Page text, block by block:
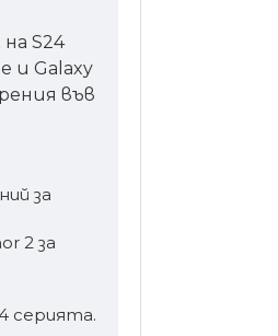
S24
и Galaxy
във
за
2 за
серията.